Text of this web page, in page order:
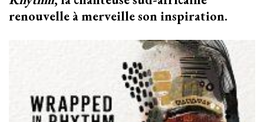
renouvelle à merveille son inspiration.